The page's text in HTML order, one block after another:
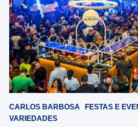
CARLOS BARBOSA FESTAS E
VARIEDADES